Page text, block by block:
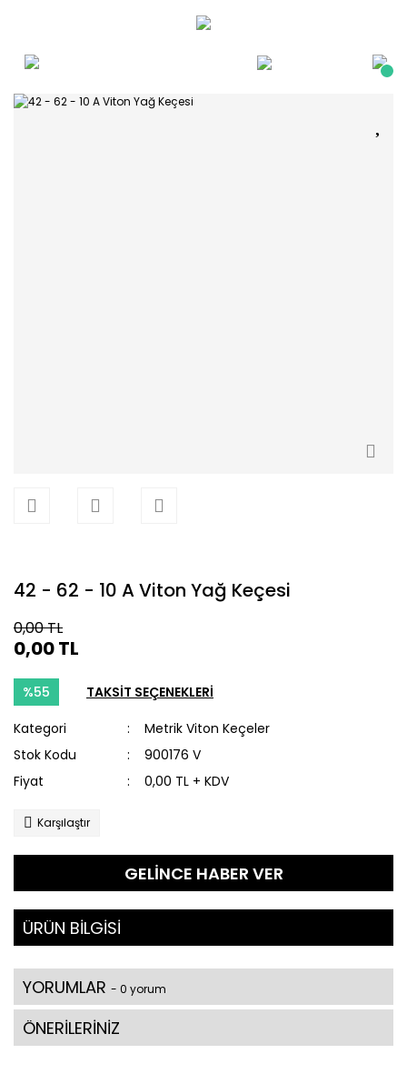
42 - 62 - 10 A Viton Yağ Keçesi
0,00 TL
0,00 TL
%55 TAKSİT SEÇENEKLERİ
Kategori
Metrik Viton Keçeler
Stok Kodu
900176 V
Fiyat
0,00 TL + KDV
Karşılaştır
GELİNCE HABER VER
ÜRÜN BİLGİSİ
YORUMLAR - 0 yorum
ÖNERİLERİNİZ